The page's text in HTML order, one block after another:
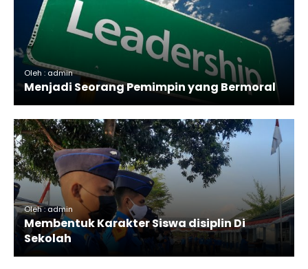
Oleh : admin
Menjadi Seorang Pemimpin yang Bermoral
Oleh : admin
Membentuk Karakter Siswa disiplin Di
Sekolah